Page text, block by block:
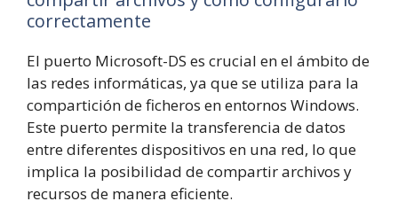
correctamente
El puerto Microsoft-DS es crucial en el ámbito de
las redes informáticas, ya que se utiliza para la
compartición de ficheros en entornos Windows.
Este puerto permite la transferencia de datos
entre diferentes dispositivos en una red, lo que
implica la posibilidad de compartir archivos y
recursos de manera eficiente.